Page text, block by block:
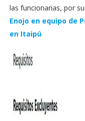
las funcionarias, por
Enojo en equipo de
en Itaipú